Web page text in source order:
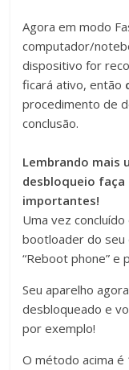
Agora em modo
computador/
dispositivo for
ficará ativo, então
procedimento de
conclusão.
Lembrando mais
desbloqueio faça
importantes!
Uma vez
bootloader do seu
“Reboot phone” e
Seu aparelho
desbloqueado e
por exemplo!
O método acima é